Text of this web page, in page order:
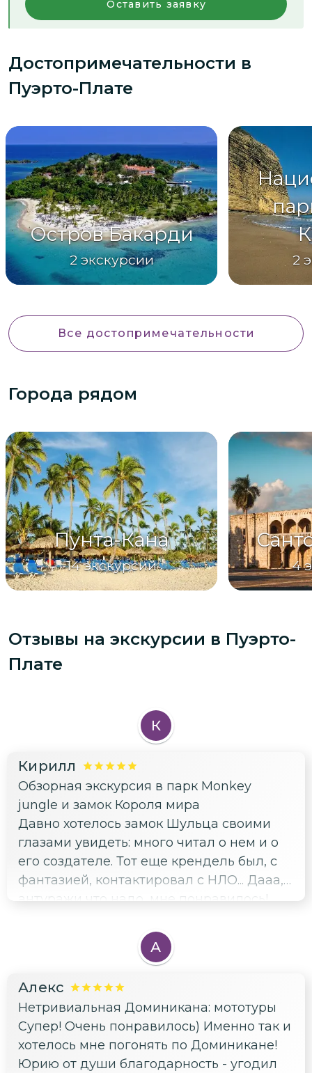
Оставить заявку
Достопримечательности в
Пуэрто-Плате
Остров Бакарди
2 экскурсии 2
Все достопримечательности
Города рядом
Пунта-Кана
14 экскурсий 4
Отзывы на экскурсии в Пуэрто-
Плате
К
Кирилл
Обзорная экскурсия в парк Monkey
jungle и замок Короля мира
Давно хотелось замок Шульца своими
глазами увидеть: много читал о нем и о
его создателе. Тот еще крендель был, с
фантазией, контактировал с НЛО... Дааа,
антуражи что надо, мне понравилось!
А
Алекс
Нетривиальная Доминикана: мототуры
Супер! Очень понравилось) Именно так и
хотелось мне погонять по Доминикане!
Юрию от души благодарность - угодил